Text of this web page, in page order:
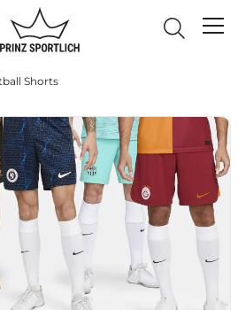
Shorts